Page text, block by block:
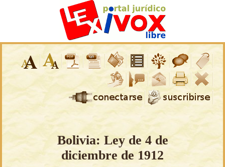
Bolivia: Ley de 4 de
diciembre de 1912